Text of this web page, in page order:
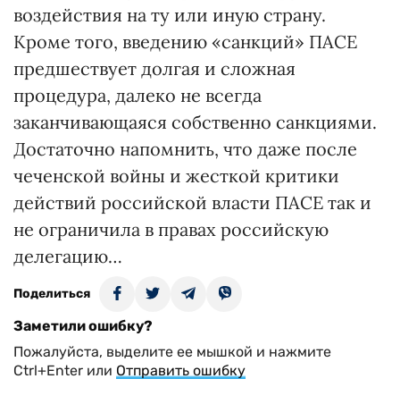
воздействия на ту или иную страну.
Кроме того, введению «санкций» ПАСЕ
предшествует долгая и сложная
процедура, далеко не всегда
заканчивающаяся собственно санкциями.
Достаточно напомнить, что даже после
чеченской войны и жесткой критики
действий российской власти ПАСЕ так и
не ограничила в правах российскую
делегацию…
Поделиться
Заметили ошибку?
Пожалуйста, выделите ее мышкой и нажмите
Ctrl+Enter или Отправить ошибку